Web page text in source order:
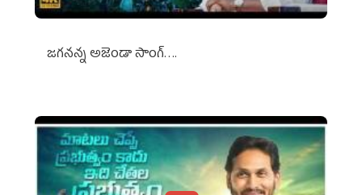
జగనన్న అజెండా సాంగ్….